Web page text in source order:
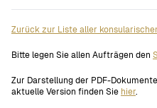
Zurück zur Liste aller
Bitte legen Sie allen Aufträgen den
Zur Darstellung der PDF-
aktuelle Version finden Sie hier.